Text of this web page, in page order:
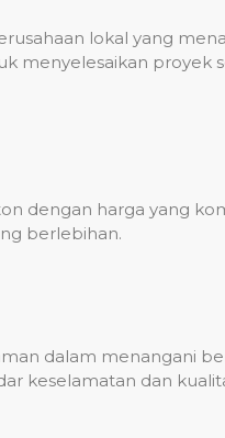
lokal yang
menyelesaikan proyek
dengan harga yang
berlebihan.
dalam menangani
keselamatan dan